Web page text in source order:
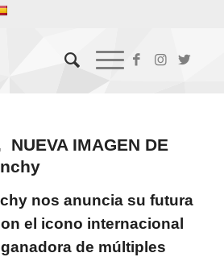
NUEVA IMAGEN DE
nos anuncia su futura
el icono internacional
ganadora de múltiples